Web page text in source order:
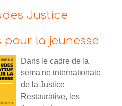
Justice
pour la jeunesse
Dans le cadre de la
semaine internationale
de la Justice
Restaurative, les